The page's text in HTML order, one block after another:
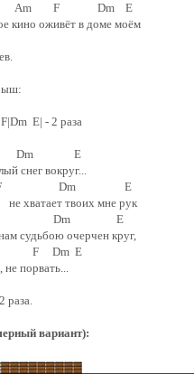
F Dm E
кино оживёт в доме моём
E| - 2 раза
E
снег вокруг...
E
хватает твоих мне рук
E
судьбою очерчен круг,
E
не порвать...
раза.
вариант):